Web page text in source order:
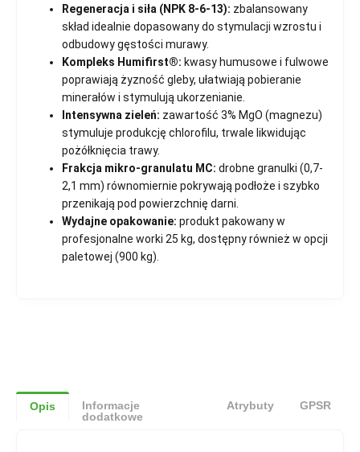
Regeneracja i siła (NPK 8-6-13): zbalansowany
skład idealnie dopasowany do stymulacji wzrostu i
odbudowy gęstości murawy.
Kompleks Humifirst®: kwasy humusowe i fulwowe
poprawiają żyzność gleby, ułatwiają pobieranie
minerałów i stymulują ukorzenianie.
Intensywna zieleń: zawartość 3% MgO (magnezu)
stymuluje produkcję chlorofilu, trwale likwidując
pożółknięcia trawy.
Frakcja mikro-granulatu MC: drobne granulki (0,7-
2,1 mm) równomiernie pokrywają podłoże i szybko
przenikają pod powierzchnię darni.
Wydajne opakowanie: produkt pakowany w
profesjonalne worki 25 kg, dostępny również w opcji
paletowej (900 kg).
Opis
Informacje
dodatkowe
Atrybuty GPSR